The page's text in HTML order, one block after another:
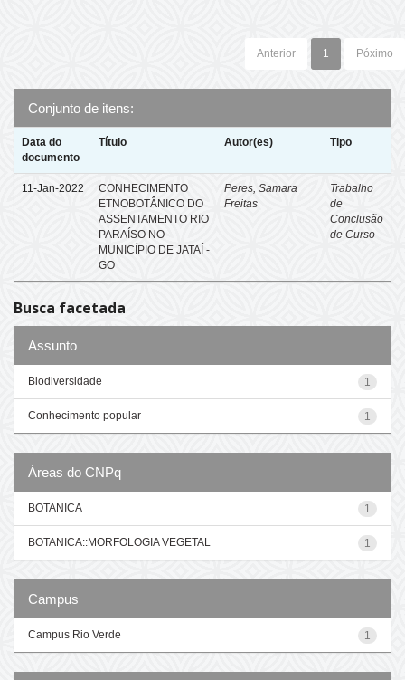
Anterior 1 Póximo
Conjunto de itens:
Data do
documento
Título Autor(es) Tipo
11-Jan-2022
CONHECIMENTO
ETNOBOTÂNICO DO
ASSENTAMENTO RIO
PARAÍSO NO
MUNICÍPIO DE JATAÍ -
GO
Peres, Samara
Freitas
Trabalho
de
Conclusão
de Curso
Busca facetada
Assunto
1
Biodiversidade
1
Conhecimento popular
Áreas do CNPq
1
BOTANICA
1
BOTANICA::MORFOLOGIA VEGETAL
Campus
1
Campus Rio Verde